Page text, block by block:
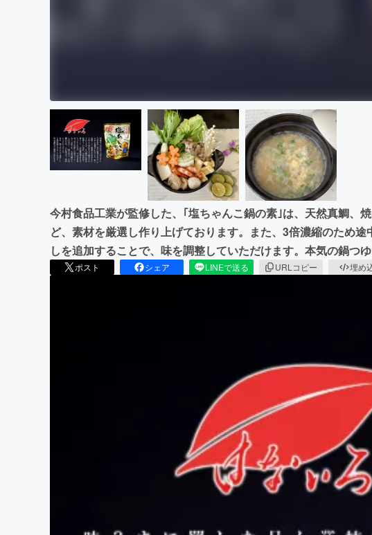
今村食品工業が監修した、｢塩ちゃんこ鍋の素｣は、天然真鯛、
ど、素材を厳選し作り上げております。また、3倍濃縮のため
しを追加することで、味を調整していただけます。本気の鍋つゆ
ポスト シェア LINEで送る URLコピー 埋め